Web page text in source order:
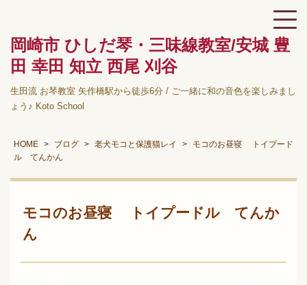
岡崎市 ひしだ琴・三味線教室/安城 豊
田 幸田 知立 西尾 刈谷
生田流 お琴教室 矢作橋駅から徒歩6分 / ご一緒に和の音色を楽しみまし
ょう♪ Koto School
HOME ブログ 老犬モコと保護猫レイ
モコのお昼寝 トイプード
ル てんかん
モコのお昼寝 トイプードル てんか
ん